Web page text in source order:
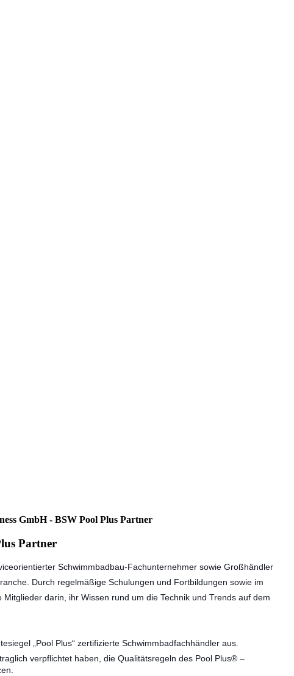
GmbH - BSW Pool Plus Partner
Partner
Schwimmbadbau-Fachunternehmer sowie Großhändler
Durch regelmäßige Schulungen und Fortbildungen sowie im
darin, ihr Wissen rund um die Technik und Trends auf dem
„Pool Plus“ zertifizierte Schwimmbadfachhändler aus.
verpflichtet haben, die Qualitätsregeln des Pool Plus® –